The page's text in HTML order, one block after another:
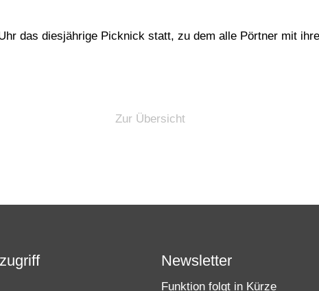
das diesjährige Picknick statt, zu dem alle Pörtner mit
Zur Übersicht
Newsletter
Funktion folgt in Kürze